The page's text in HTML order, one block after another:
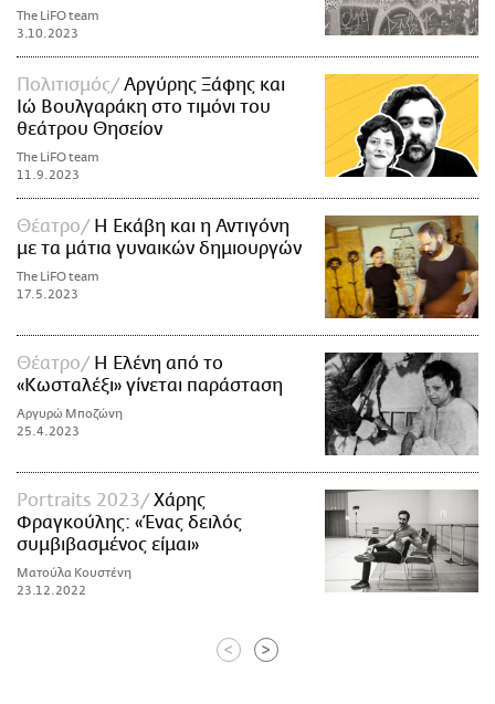
The LiFO team
3.10.2023
Πολιτισμός
Αργύρης Ξάφης και
Ιώ Βουλγαράκη στο τιμόνι του
θεάτρου Θησείον
The LiFO team
11.9.2023
Θέατρο
Η Εκάβη και η Αντιγόνη
με τα μάτια γυναικών δημιουργών
The LiFO team
17.5.2023
Θέατρο
Η Ελένη από το
«Κωσταλέξι» γίνεται παράσταση
Αργυρώ Μποζώνη
25.4.2023
Portraits 2023
Χάρης
Φραγκούλης: «Ένας δειλός
συμβιβασμένος είμαι»
Ματούλα Κουστένη
23.12.2022
< >